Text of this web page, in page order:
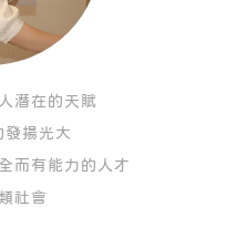
潛在的天賦
發揚光大
而有能力的人才
社會